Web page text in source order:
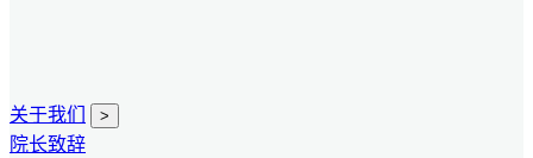
关于我们 >
院长致辞